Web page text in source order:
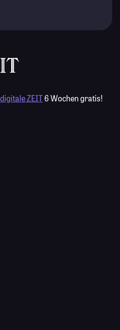
digitale ZEIT6 Wochen gratis!